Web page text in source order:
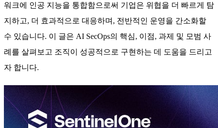
워크에 인공 지능을 통합함으로써 기업은 위협을 더 빠르게 탐
지하고, 더 효과적으로 대응하며, 전반적인 운영을 간소화할
수 있습니다. 이 글은 AI SecOps의 핵심, 이점, 과제 및 모범 사
례를 살펴보고 조직이 성공적으로 구현하는 데 도움을 드리고
자 합니다.